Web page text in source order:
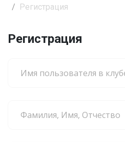
Регистрация
Регистрация